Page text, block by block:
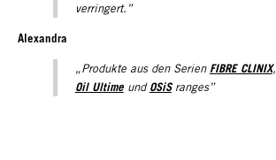
verringert. ”
Alexandra
„Produkte aus den Serien FIBRE CLINIX,
Oil Ultimeund OSiS ranges”